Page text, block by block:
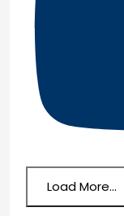
Load More...